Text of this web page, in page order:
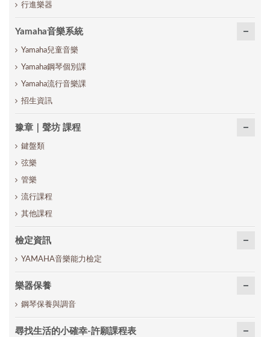
行進樂器
Yamaha音樂系統
Yamaha兒童音樂
Yamaha鋼琴個別課
Yamaha流行音樂課
招生資訊
豫章｜聲坊 課程
鍵盤類
弦樂
管樂
流行課程
其他課程
檢定資訊
YAMAHA音樂能力檢定
樂器保養
鋼琴保養與調音
尋找生活的小確幸-許願課程表